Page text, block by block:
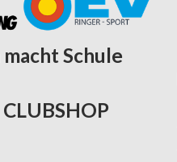
macht Schule
CLUBSHOP